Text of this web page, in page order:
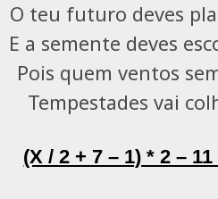
O teu futuro deves
E a semente deves
Pois quem ventos
Tempestades vai
(X / 2 + 7 – 1) * 2 –